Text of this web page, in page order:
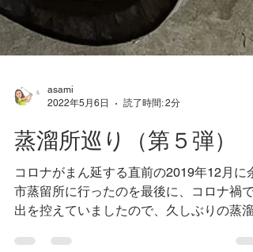
asami
2022年5月6日
読了時間: 2分
蒸溜所巡り（第５弾）